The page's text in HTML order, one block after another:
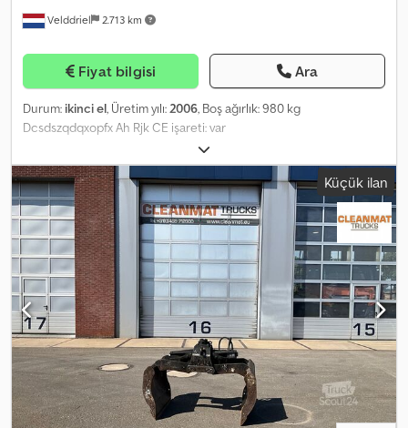
Velddriel 2.713 km
Fiyat bilgisi Ara
Durum: ikinci el, Üretim yılı:2006, Boş ağırlık: 980 kg
Dcsdszqdqxopfx Ah Rjk CE işareti: var
Küçük ilan